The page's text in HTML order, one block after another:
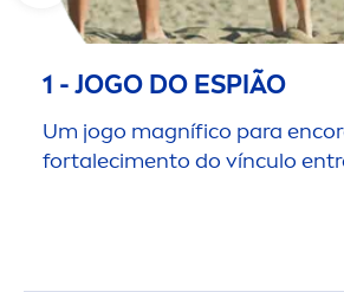
1 - JOGO DO ESPIÃO
Um jogo magnífico para
fortalecimento do vínculo